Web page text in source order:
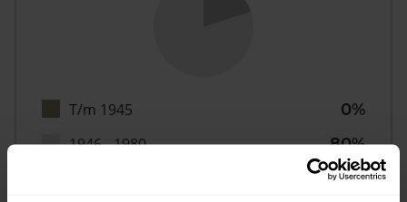
T/m 1945
0%
1946 - 1980
80%
0%